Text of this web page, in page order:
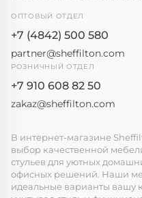
ОПТОВЫЙ ОТДЕЛ
+7 (4842) 500 580
partner@sheffilton.com
РОЗНИЧНЫЙ ОТДЕЛ
+7 910 608 82 50
zakaz@sheffilton.com
В интернет-магазине
выбор качественной
стульев для уютных
офисных решений. Наши
идеальные варианты вашу